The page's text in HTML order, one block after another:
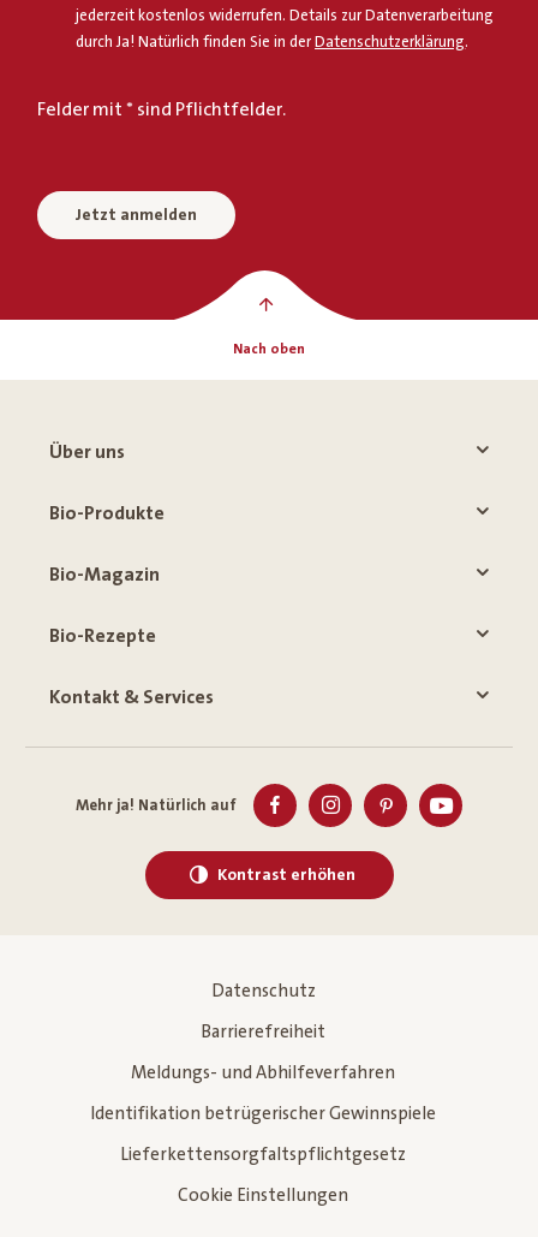
jederzeit kostenlos widerrufen. Details zur Datenverarbeitung
durch Ja! Natürlich finden Sie in der Datenschutzerklärung.
Felder mit * sind Pflichtfelder.
Jetzt anmelden
Nach oben
Über uns
Bio-Produkte
Bio-Magazin
Bio-Rezepte
Kontakt & Services
Mehr ja! Natürlich auf
Kontrast erhöhen
Datenschutz
Barrierefreiheit
Meldungs- und Abhilfeverfahren
Identifikation betrügerischer Gewinnspiele
Lieferkettensorgfaltspflichtgesetz
Cookie Einstellungen